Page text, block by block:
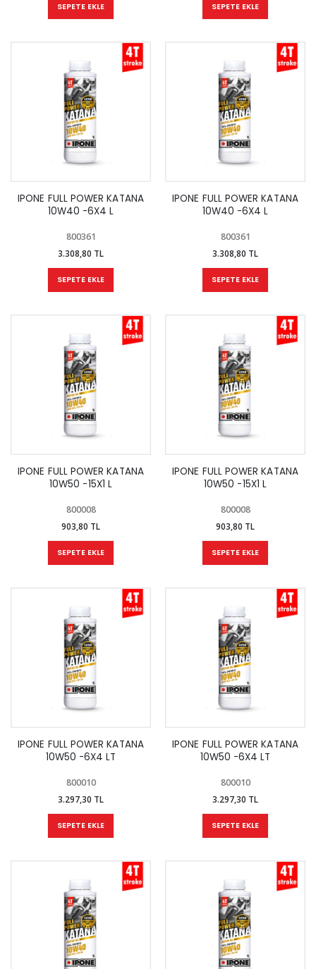
SEPETE EKLE SEPETE EKLE
IPONE FULL POWER KATANA
10W40 -6X4 L
800361
3.308,80 TL
SEPETE EKLE
IPONE FULL POWER KATANA
10W40 -6X4 L
800361
3.308,80 TL
SEPETE EKLE
IPONE FULL POWER KATANA
10W50 -15X1 L
800008
903,80 TL
SEPETE EKLE
IPONE FULL POWER KATANA
10W50 -15X1 L
800008
903,80 TL
SEPETE EKLE
IPONE FULL POWER KATANA
10W50 -6X4 LT
800010
3.297,30 TL
SEPETE EKLE
IPONE FULL POWER KATANA
10W50 -6X4 LT
800010
3.297,30 TL
SEPETE EKLE